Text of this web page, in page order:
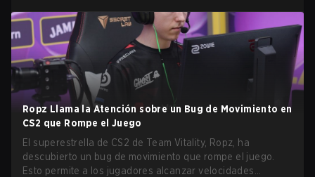
Ropz Llama la Atención sobre un Bug de Movimiento en
CS2 que Rompe el Juego
El superestrella de CS2 de Team Vitality, Ropz, ha
descubierto un bug de movimiento que rompe el juego.
Esto permite a los jugadores alcanzar velocidades